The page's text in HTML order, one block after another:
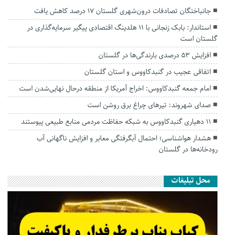
جانباختگان تصادفات درون‌شهری گلستان ۱۷ درصد کاهش یافت
استاندار: بابک زنجانی با ۱۱ هلدینگ اقتصادی پیگیر سرمایه‌گذاری در
گلستان است
افزایش ۵۳ درصدی بارندگی‌ها در گلستان
اتفاقی عجیب در‌ گنبدکاووس و استان گلستان
امام جمعه گنبدکاووس: اخراج آمریکا از منطقه درحال نهایی‌شدن است
صدای شهروند: تیرهای چراغ برق روشن است
۱۱ دهیاری گنبدکاووس به شبکه حفاظت مردمی منابع طبیعی پیوستند
هشدار هواشناسی؛ احتمال آبگرفتگی معابر و افزایش ناگهانی آب
رودخانه‌ها در گلستان
محل تبلیغات